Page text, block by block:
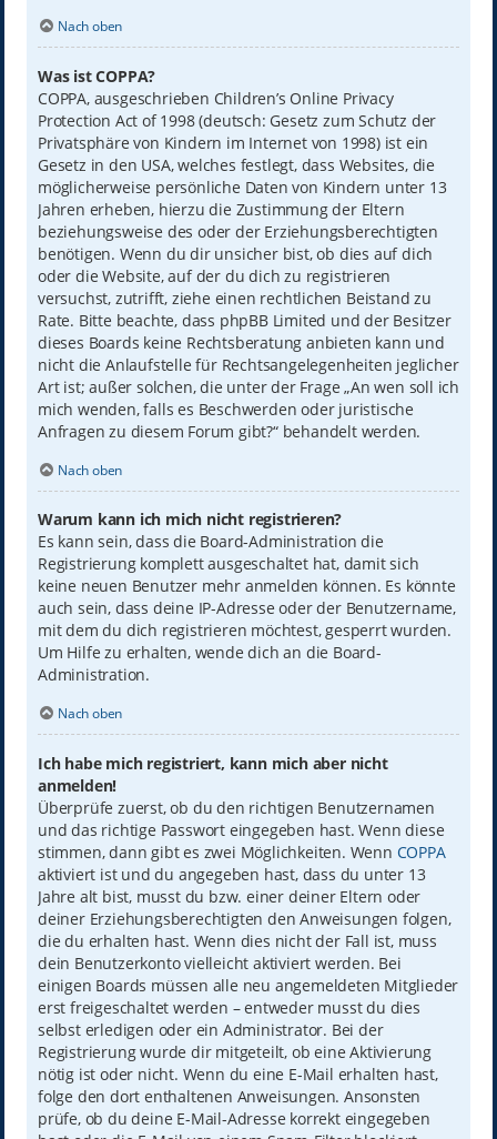
Nach oben
Was ist COPPA?
COPPA, ausgeschrieben Children’s Online Privacy
Protection Act of 1998 (deutsch: Gesetz zum Schutz der
Privatsphäre von Kindern im Internet von 1998) ist ein
Gesetz in den USA, welches festlegt, dass Websites, die
möglicherweise persönliche Daten von Kindern unter 13
Jahren erheben, hierzu die Zustimmung der Eltern
beziehungsweise des oder der Erziehungsberechtigten
benötigen. Wenn du dir unsicher bist, ob dies auf dich
oder die Website, auf der du dich zu registrieren
versuchst, zutrifft, ziehe einen rechtlichen Beistand zu
Rate. Bitte beachte, dass phpBB Limited und der Besitzer
dieses Boards keine Rechtsberatung anbieten kann und
nicht die Anlaufstelle für Rechtsangelegenheiten jeglicher
Art ist; außer solchen, die unter der Frage „An wen soll ich
mich wenden, falls es Beschwerden oder juristische
Anfragen zu diesem Forum gibt?“ behandelt werden.
Nach oben
Warum kann ich mich nicht registrieren?
Es kann sein, dass die Board-Administration die
Registrierung komplett ausgeschaltet hat, damit sich
keine neuen Benutzer mehr anmelden können. Es könnte
auch sein, dass deine IP-Adresse oder der Benutzername,
mit dem du dich registrieren möchtest, gesperrt wurden.
Um Hilfe zu erhalten, wende dich an die Board-
Administration.
Nach oben
Ich habe mich registriert, kann mich aber nicht
anmelden!
Überprüfe zuerst, ob du den richtigen Benutzernamen
und das richtige Passwort eingegeben hast. Wenn diese
stimmen, dann gibt es zwei Möglichkeiten. Wenn COPPA
aktiviert ist und du angegeben hast, dass du unter 13
Jahre alt bist, musst du bzw. einer deiner Eltern oder
deiner Erziehungsberechtigten den Anweisungen folgen,
die du erhalten hast. Wenn dies nicht der Fall ist, muss
dein Benutzerkonto vielleicht aktiviert werden. Bei
einigen Boards müssen alle neu angemeldeten Mitglieder
erst freigeschaltet werden – entweder musst du dies
selbst erledigen oder ein Administrator. Bei der
Registrierung wurde dir mitgeteilt, ob eine Aktivierung
nötig ist oder nicht. Wenn du eine E-Mail erhalten hast,
folge den dort enthaltenen Anweisungen. Ansonsten
prüfe, ob du deine E-Mail-Adresse korrekt eingegeben